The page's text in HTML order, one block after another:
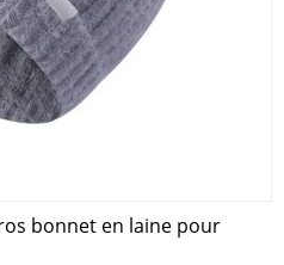
bonnet en laine pour